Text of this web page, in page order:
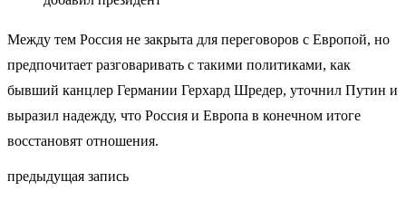
Между тем Россия не закрыта для переговоров с Европой, но
предпочитает разговаривать с такими политиками, как
бывший канцлер Германии Герхард Шредер, уточнил Путин и
выразил надежду, что Россия и Европа в конечном итоге
восстановят отношения.
предыдущая запись